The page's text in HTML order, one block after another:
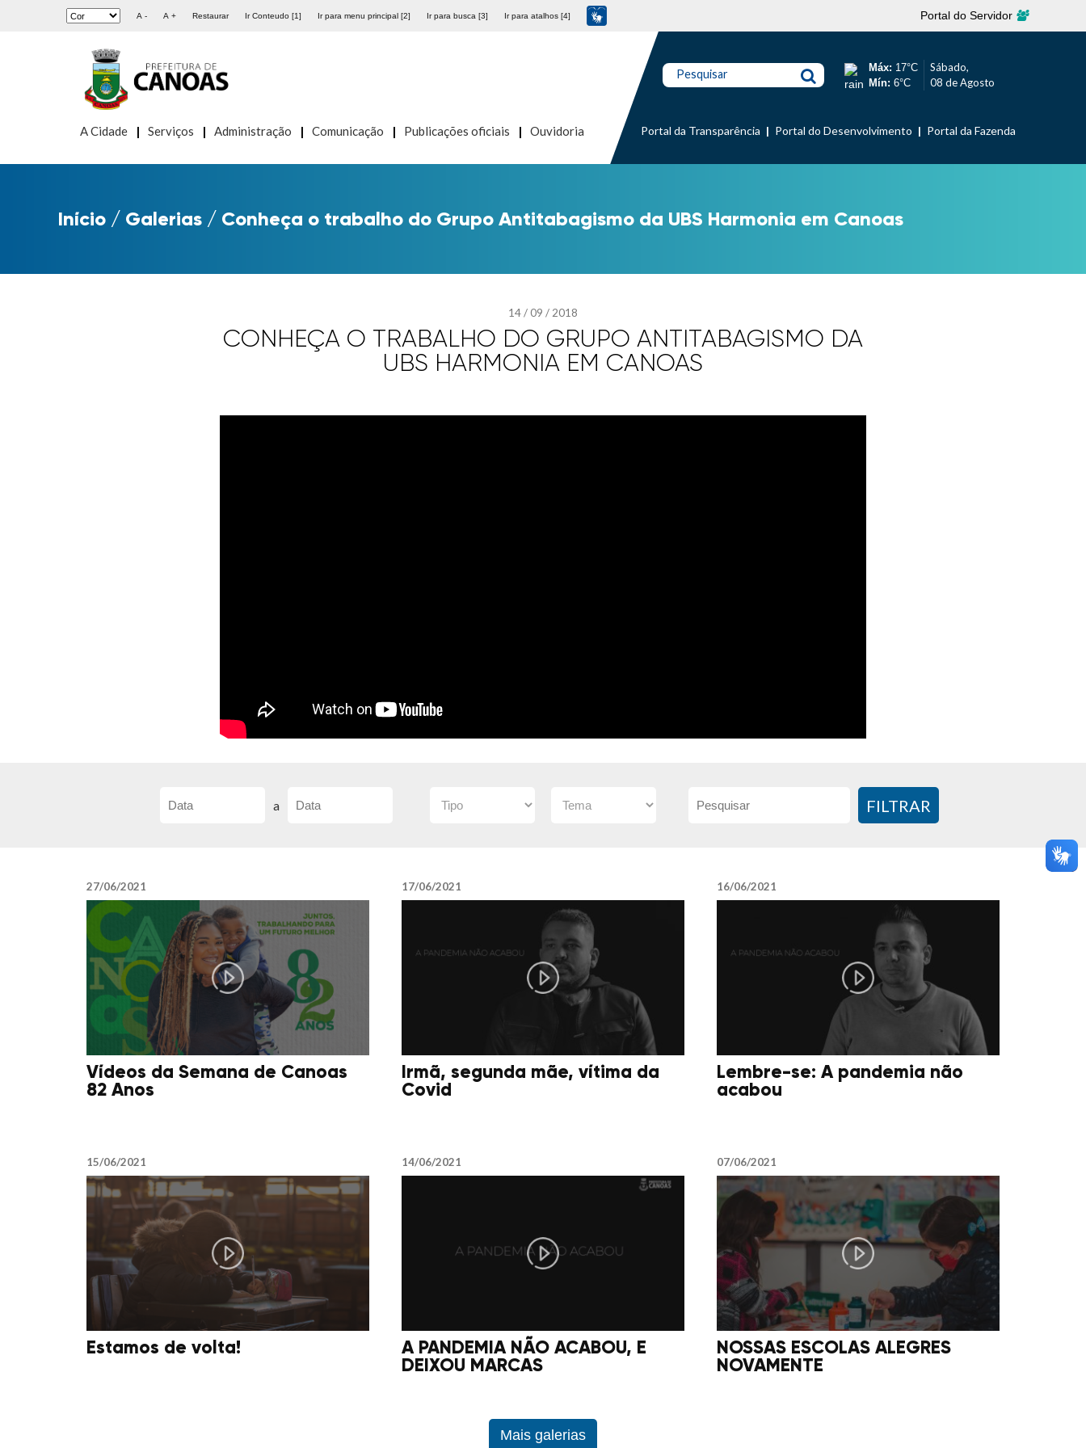
A - A + Restaurar Ir Conteudo [1] Ir para menu principal [2] Ir para busca [3] Ir para atalhos [4] Portal do Servidor
A Cidade Serviços Administração Comunicação Publicações oficiais Ouvidoria
Pesquisar Máx: 17°C
Mín: 6°C
Sábado,
08 de Agosto
Portal da Transparência Portal do Desenvolvimento Portal da Fazenda
Início / Galerias / Conheça o trabalho do Grupo Antitabagismo da UBS Harmonia em Canoas
14/09 /2018
CONHEÇA O TRABALHO DO GRUPO ANTITABAGISMO DA
UBS HARMONIA EM CANOAS
a FILTRAR
27/06/2021
Vídeos da Semana de Canoas
82 Anos
17/06/2021
Irmã, segunda mãe, vítima da
Covid
16/06/2021
Lembre-se: A pandemia não
acabou
15/06/2021
Estamos de volta!
14/06/2021
A PANDEMIA NÃO ACABOU, E
DEIXOU MARCAS
07/06/2021
NOSSAS ESCOLAS ALEGRES
NOVAMENTE
Mais galerias